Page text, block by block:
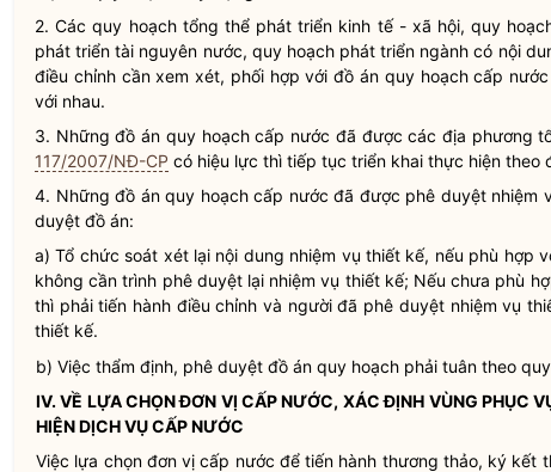
2. Các quy hoạch tổng thể phát triển kinh tế - xã hội, quy
phát triển tài nguyên nước, quy hoạch phát triển ngành có nội
điều chỉnh cần xem xét, phối hợp với đồ án quy hoạch cấp
với nhau.
3. Những đồ án quy hoạch cấp nước đã được các địa phương
117/2007/NĐ-CP có hiệu lực thì tiếp tục triển khai thực hiện theo
4. Những đồ án quy hoạch cấp nước đã được phê duyệt nhiệm
duyệt đồ án:
a) Tổ chức soát xét lại nội dung nhiệm vụ thiết kế, nếu phù hợp
không cần trình phê duyệt lại nhiệm vụ thiết kế; Nếu chưa phù
thì phải tiến hành điều chỉnh và người đã phê duyệt nhiệm vụ
thiết kế.
b) Việc thẩm định, phê duyệt đồ án quy hoạch phải tuân theo
IV. VỀ LỰA CHỌNĐƠN VỊ CẤP NƯỚC, XÁC ĐỊNH VÙNG PHỤC
HIỆNDỊCH VỤ CẤP NƯỚC
Việc lựa chọn đơn vị cấp nước để tiến hành thương thảo, ký kết